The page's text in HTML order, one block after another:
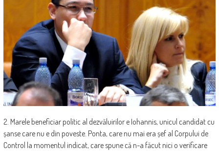
2. Marele beneficiar politic al dezvăluirilor e Iohannis, unicul candidat cu
șanse care nu e din poveste. Ponta, care nu mai era șef al Corpului de
Control la momentul indicat, care spune că n-a făcut nici o verificare